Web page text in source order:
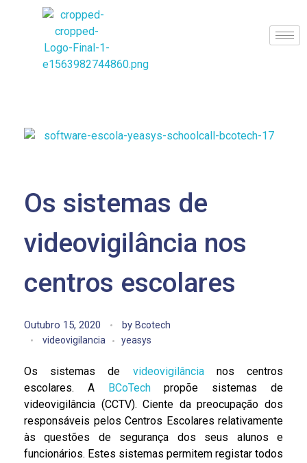
Os sistemas de
videovigilância nos
centros escolares
Outubro 15, 2020 by Bcotech
videovigilancia
yeasys
Os sistemas de videovigilâncianos centros
escolares. A
BCoTechpropõe sistemas de
videovigilância (CCTV). Ciente da preocupação dos
responsáveis pelos Centros Escolares relativamente
às questões de segurança dos seus alunos e
funcionários. Estes sistemas permitem registar todos